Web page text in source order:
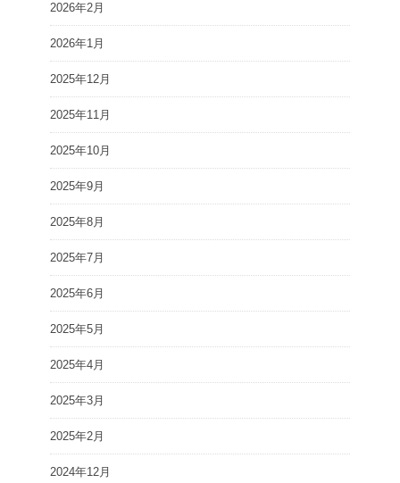
2026年2月
2026年1月
2025年12月
2025年11月
2025年10月
2025年9月
2025年8月
2025年7月
2025年6月
2025年5月
2025年4月
2025年3月
2025年2月
2024年12月